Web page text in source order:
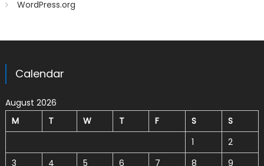
WordPress.org
Calendar
August 2026
M
T W T F S
S
1
2
3
4 5 6 7 8 9